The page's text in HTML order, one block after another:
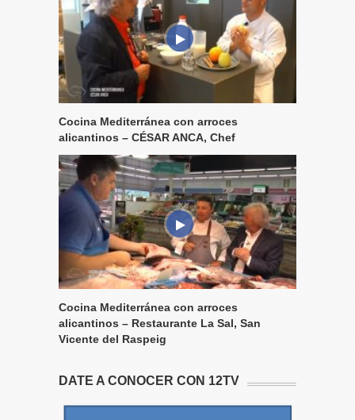
Cocina Mediterránea con arroces
alicantinos – CÉSAR ANCA, Chef
Cocina Mediterránea con arroces
alicantinos – Restaurante La Sal, San
Vicente del Raspeig
DATE A CONOCER CON 12TV